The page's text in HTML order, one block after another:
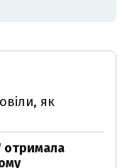
як
отримала